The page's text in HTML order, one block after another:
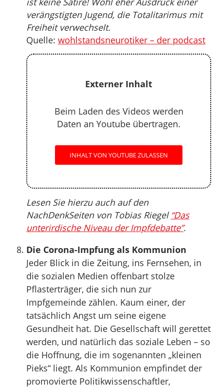
verängstigten Jugend, die Totalitarimus mit
Freiheit verwechselt.
Quelle: wohlstandsneurotiker – der podcast
Externer Inhalt
Beim Laden des Videos werden
Daten an Youtube übertragen.
INHALT VON YOUTUBE ZULASSEN
Lesen Sie hierzu auch auf den
NachDenkSeiten von Tobias Riegel “Das
unterirdische Niveau der Impfdebatte”.
Die Corona-Impfung als Kommunion
Jeder Blick in die Zeitung, ins Fernsehen, in
die sozialen Medien offenbart stolze
Pflasterträger, die sich nun zur
Impfgemeinde zählen. Kaum einer, der
tatsächlich Angst um seine eigene
Gesundheit hat. Die Gesellschaft will gerettet
werden, und natürlich das soziale Leben – so
die Hoffnung, die im sogenannten „kleinen
Pieks“ liegt. Als Kommunion empfindet der
promovierte Politikwissenschaftler,